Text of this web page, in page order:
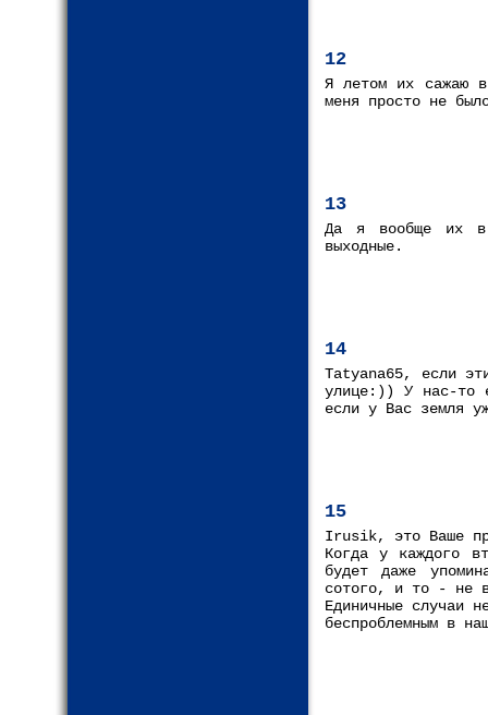
12
Я летом их сажаю
меня просто не
13
Да я вообще их в
выходные.
14
Tatyana65, если
улице:)) У нас-то
если у Вас земля
15
Irusik, это Ваше
Когда у каждого
будет даже
сотого, и то - не
Единичные случаи
беспроблемным в